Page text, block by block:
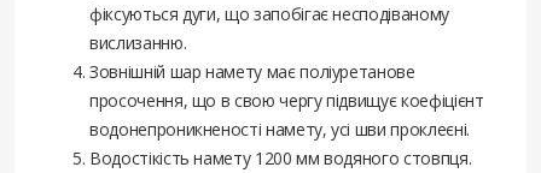
фіксуються дуги, що запобігає несподіваному
вислизанню.
Зовнішній шар намету має поліуретанове
просочення, що в свою чергу підвищує коефіцієнт
водонепроникненості намету, усі шви проклеєні.
Водостікість намету 1200 мм водяного стовпця.